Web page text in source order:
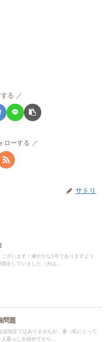
る
ローする
サトリ
ざいます！健やかな1年でありますよう
をしていました（夫は...
問題
認知症ではありませんが、妻（私にとって
暮らしを始めてから...